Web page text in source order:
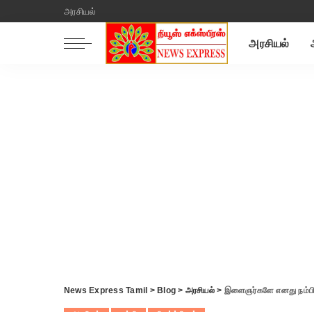
அரசியல்
அரசியல்
News Express Tamil > Blog > அரசியல்> இளைஞர்களே எனது நம்பிக்கை என